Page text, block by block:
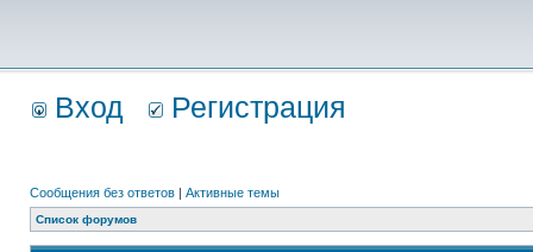
Вход Регистрация
Сообщения без ответов | Активные темы
Список форумов